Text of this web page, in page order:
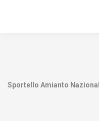
Sportello Amianto